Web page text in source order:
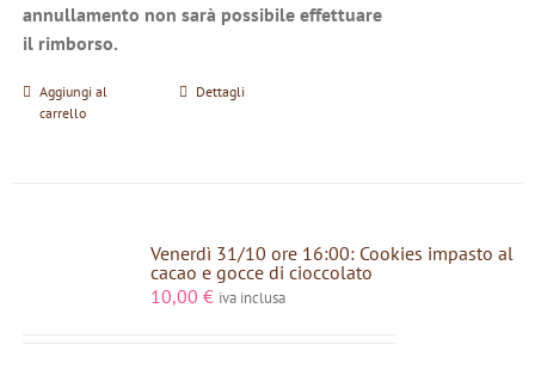
annullamento non sarà possibile effettuare
il rimborso.
Aggiungi al
carrello
Dettagli
Venerdì 31/10 ore 16:00: Cookies impasto al
cacao e gocce di cioccolato
10,00 € iva inclusa